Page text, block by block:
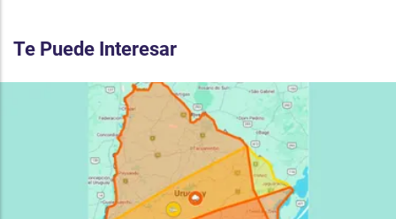
Te Puede Interesar